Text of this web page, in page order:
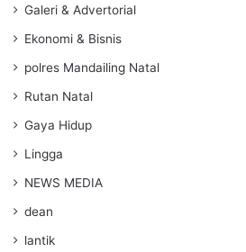
Galeri & Advertorial
Ekonomi & Bisnis
polres Mandailing Natal
Rutan Natal
Gaya Hidup
Lingga
NEWS MEDIA
dean
lantik